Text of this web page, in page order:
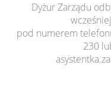
Dyżur Zarządu
pod numerem
230